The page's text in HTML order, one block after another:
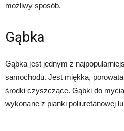
możliwy sposób.
Gąbka
Gąbka jest jednym z
samochodu. Jest miękka,
środki czyszczące. Gąbki do
wykonane z pianki poliuretanowej